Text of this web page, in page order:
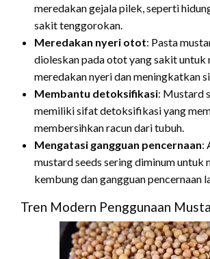
meredakan gejala pilek, seperti
sakit tenggorokan.
Meredakan nyeri otot: Pasta
dioleskan pada otot yang sakit untuk
meredakan nyeri dan meningkatkan
Membantu detoksifikasi: Mustard
memiliki sifat detoksifikasi yang
membersihkan racun dari tubuh.
Mengatasi gangguan pencernaan:
mustard seeds sering diminum untuk
kembung dan gangguan pencernaan
Tren Modern Penggunaan